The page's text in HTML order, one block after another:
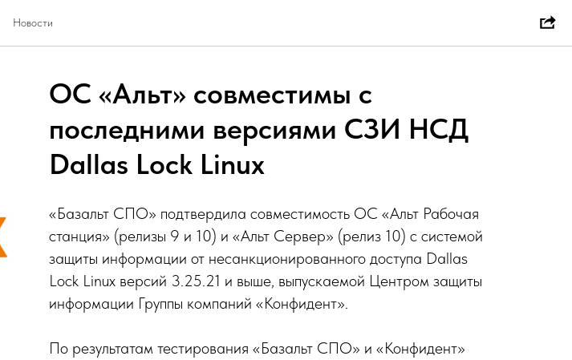
Новости
ОС «Альт» совместимы с
последними версиями СЗИ НСД
Dallas Lock Linux
«Базальт СПО» подтвердила совместимость ОС «Альт Рабочая
станция» (релизы 9 и 10) и «Альт Сервер» (релиз 10) с системой
защиты информации от несанкционированного доступа Dallas
Lock Linux версий 3.25.21 и выше, выпускаемой Центром защиты
информации Группы компаний «Конфидент».
По результатам тестирования «Базальт СПО» и «Конфидент»